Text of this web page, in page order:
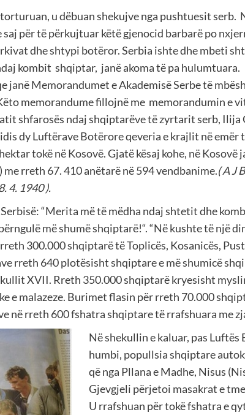
u dëbuan shekujve nga pushtuesit
për të përkujtuar këtë gjenocid barbarë po
dhe shtypi botëror. Serbia ishte dhe mbeti
kombit shqiptar, janë akoma të pa hulumtuara.
janë Memorandumet e Akademisë Serbe të
memorandume fillojnë me memorandumin e
shfarosës ndaj shqiptarëve të zyrtarit serb, Ilija
dy Luftërave Botërore qeveria e krajlit në emër
tokë në Kosovë. Gjatë kësaj kohe, në Kosovë
me rreth 67. 410 anëtarë në 594 vendbanime.( A J
4. 1940 ).
“Merita më të mëdha ndaj shtetit dhe
më shumë shqiptarë!“. “Në kushte të një
300.000 shqiptarë të Toplicës, Kosanicës,
rreth 640 plotësisht shqiptare e më shumicë
XVII. Rreth 350.000 shqiptarë kryesisht
e malazeze. Burimet flasin për rreth 70.000
në rreth 600 fshatra shqiptare të rrafshuara me
Në shekullin e kaluar, pas Luftës
humbi, popullsia shqiptare
që nga Pllana e Madhe, Nisus
Gjevgjeli përjetoi masakrat e
U rrafshuan për tokë fshatra e